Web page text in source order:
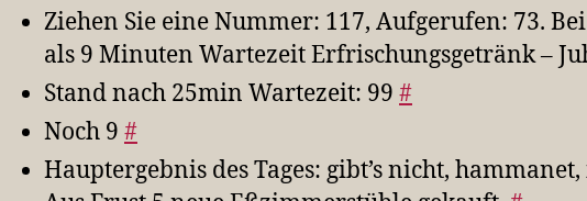
Ziehen Sie eine Nummer: 117, Aufgerufen: 73.
als 9 Minuten Wartezeit Erfrischungsgetränk –
Stand nach 25min Wartezeit: 99 #
Noch 9 #
Hauptergebnis des Tages: gibt’s nicht, hammanet,